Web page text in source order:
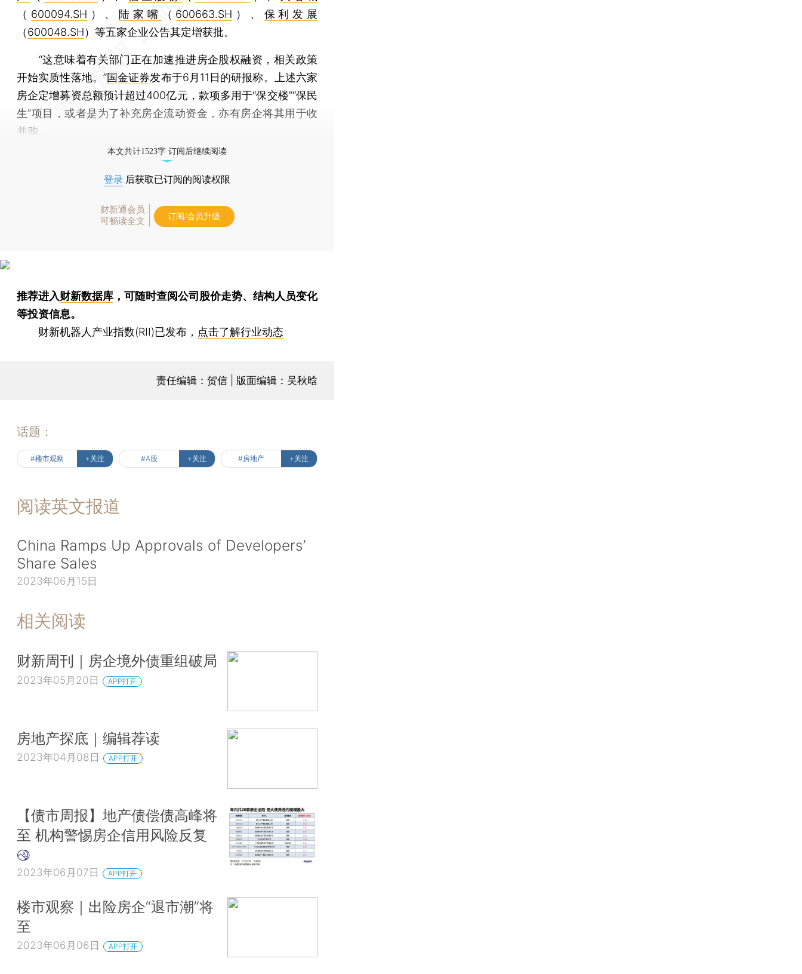
（ 600094.SH ）、 陆家嘴 （ 600663.SH ）、 保利发展
（600048.SH）等五家企业公告其定增获批。
“这意味着有关部门正在加速推进房企股权融资，相关政策
开始实质性落地。”国金证券发布于6月11日的研报称。上述六家
房企定增募资总额预计超过400亿元，款项多用于“保交楼”“保民
生”项目，或者是为了补充房企流动资金，亦有房企将其用于收
并购。
本文共计1523字 订阅后继续阅读
登录 后获取已订阅的阅读权限
财新通会员
可畅读全文
订阅/会员升级
推荐进入财新数据库 ，可随时查阅公司股价走势、结构人员变化
等投资信息。
财新机器人产业指数(RII)已发布， 点击了解行业动态
责任编辑：贺信 | 版面编辑：吴秋晗
话题：
#楼市观察 +关注 #A股 +关注 #房地产 +关注
阅读英文报道
China Ramps Up Approvals of Developers’
Share Sales
2023年06月15日
相关阅读
财新周刊｜房企境外债重组破局
2023年05月20日 APP打开
房地产探底｜编辑荐读
2023年04月08日 APP打开
【债市周报】地产债偿债高峰将
至 机构警惕房企信用风险反复
2023年06月07日 APP打开
楼市观察｜出险房企“退市潮”将
至
2023年06月06日 APP打开